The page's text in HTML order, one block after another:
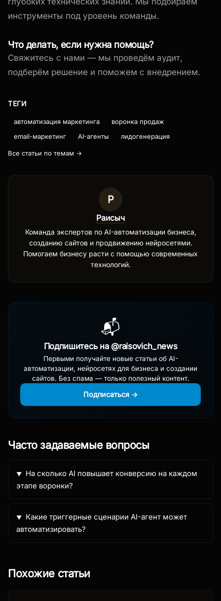
инструменты под уровень команды.
Что делать, если нужна помощь?
Свяжитесь с нами — мы проведём аудит,
подберём решение и поможем с внедрением.
ТЕГИ
автоматизация маркетинга
воронка продаж
email-маркетинг
AI-агенты лидогенерация
Все статьи по темам →
Р
Раисыч
Команда экспертов по AI-автоматизации бизнеса,
созданию сайтов и продвижению нейросетями.
Помогаем бизнесу расти с помощью современных
технологий.
📬
Подпишитесь на @raisovich_news
Первыми получайте новые статьи об AI-
автоматизации, нейросетях для бизнеса и создании
сайтов. Без спама — только полезный контент.
Подписаться →
Часто задаваемые вопросы
На сколько AI повышает конверсию на каждом
этапе воронки?
Какие триггерные сценарии AI-агент может
автоматизировать?
Похожие статьи